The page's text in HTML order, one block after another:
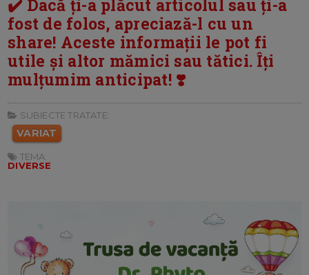
✔️ Dacă ți-a plăcut articolul sau ți-a
fost de folos, apreciază-l cu un
share! Aceste informații le pot fi
utile și altor mămici sau tătici. Îți
mulțumim anticipat! ❣️
SUBIECTE TRATATE:
VARIAT
TEMA:
DIVERSE